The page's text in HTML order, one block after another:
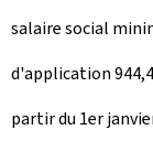
e
l
e
salaire social
d'application
partir du 1er